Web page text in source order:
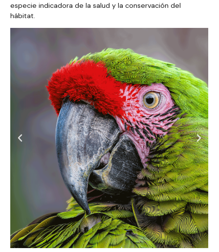
especie indicadora de la salud y la conservación del
hábitat.